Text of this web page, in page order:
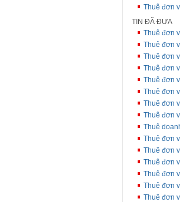
Thuê đơn
TIN ĐÃ ĐƯA
Thuê đơn
Thuê đơn
Thuê đơn
Thuê đơn
Thuê đơn
Thuê đơn
Thuê đơn
Thuê đơn
Thuê
Thuê đơn
Thuê đơn
Thuê đơn
Thuê đơn
Thuê đơn
Thuê đơn